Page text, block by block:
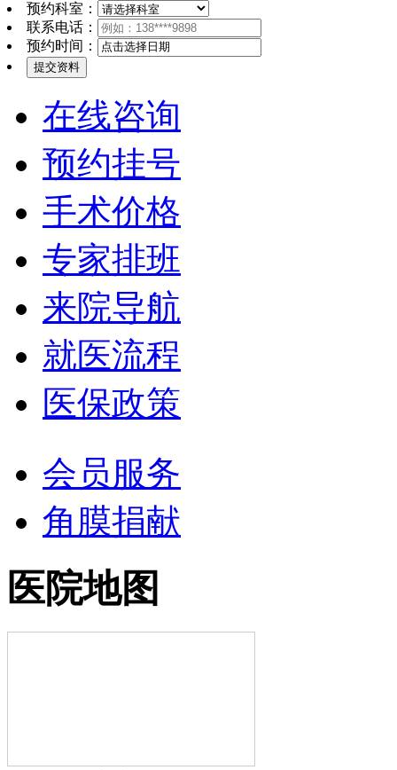
预约科室：
联系电话：
预约时间：
在线咨询
预约挂号
手术价格
专家排班
来院导航
就医流程
医保政策
会员服务
角膜捐献
医院地图